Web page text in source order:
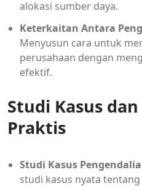
alokasi sumber daya.
Keterkaitan Antara
Menyusun cara untuk
perusahaan dengan
efektif.
Studi Kasus
Praktis
Studi Kasus
studi kasus nyata